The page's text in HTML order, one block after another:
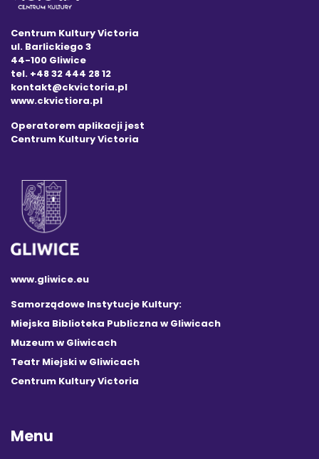
Centrum Kultury Victoria
ul. Barlickiego 3
44-100 Gliwice
tel. +48 32 444 28 12
kontakt@ckvictoria.pl
www.ckvictiora.pl
Operatorem aplikacji jest
Centrum Kultury Victoria
www.gliwice.eu
Samorządowe Instytucje Kultury:
Miejska Biblioteka Publiczna w Gliwicach
Muzeum w Gliwicach
Teatr Miejski w Gliwicach
Centrum Kultury Victoria
Menu